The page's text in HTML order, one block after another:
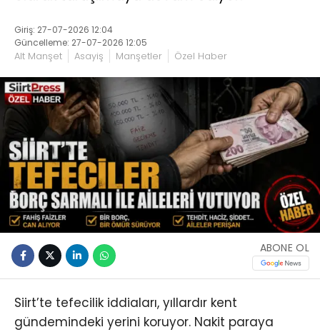
Giriş: 27-07-2026 12:04
Güncelleme: 27-07-2026 12:05
Alt Manşet Asayiş Manşetler Özel Haber
ABONE OL
Siirt’te tefecilik iddiaları, yıllardır kent
gündemindeki yerini koruyor. Nakit paraya